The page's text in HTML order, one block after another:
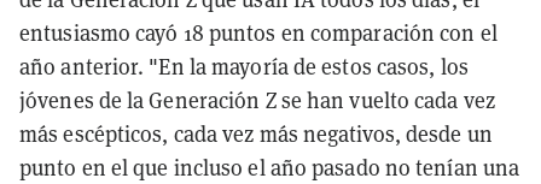
entusiasmo cayó 18 puntos en comparación con el
año anterior. "En la mayoría de estos casos, los
jóvenes de la Generación Z se han vuelto cada vez
más escépticos, cada vez más negativos, desde un
punto en el que incluso el año pasado no tenían una